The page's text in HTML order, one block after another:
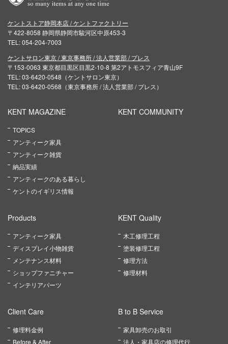
ケントストア静岡本店 / ケントファクトリー
〒422-8058 静岡県静岡市駿河区中原453-3
TEL: 054-204-7003
ケントサロン東京 / 東京事務所 / 法人営業部 / プレス
〒153-0063 東京都目黒区目黒2-10-8 第2アトモスフィア青山9F
TEL: 03-6420-0548（ケントサロン東京）
TEL: 03-6420-0568（東京事務所 / 法人営業部 / プレス）
KENT MAGAZINE
TOPICS
アンティーク家具
アンティーク雑貨
納品実績
アンティークのある暮らし
ケントのイギリス情報
KENT COMMUNITY
Products
アンティーク家具
ディスプレイ小物雑貨
メンテナンス材料
ショップファニチャー
インテリアパーツ
KENT Quality
木工修理工程
塗装修理工程
修理方法
修理材料
Client Care
修理料金例
Before & After
B to B Service
家具卸売のお取引
法人・家具店の修理代行